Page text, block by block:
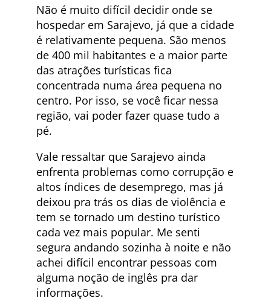
Não é muito difícil decidir onde se
hospedar em Sarajevo, já que a cidade
é relativamente pequena. São menos
de 400 mil habitantes e a maior parte
das atrações turísticas fica
concentrada numa área pequena no
centro. Por isso, se você ficar nessa
região, vai poder fazer quase tudo a
pé.
Vale ressaltar que Sarajevo ainda
enfrenta problemas como corrupção e
altos índices de desemprego, mas já
deixou pra trás os dias de violência e
tem se tornado um destino turístico
cada vez mais popular. Me senti
segura andando sozinha à noite e não
achei difícil encontrar pessoas com
alguma noção de inglês pra dar
informações.